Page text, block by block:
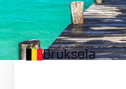
Bruksela